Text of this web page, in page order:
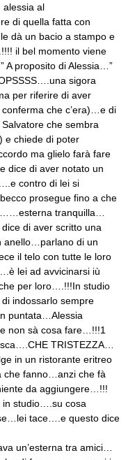
alessia al
di quella fatta con
dà un bacio a stampo e
il bel momento viene
A proposito di Alessia…”
sigora
per riferire di aver
che c’era)…e di
che sembra
e chiede di poter
ma glielo farà fare
dice di aver notato un
contro di lei si
prosegue fino a che
tranquilla…
di aver scritto una
anello…parlano di un
il telo con tutte le loro
lei ad avvicinarsi iù
per loro….!!!In studio
indossarlo sempre
puntata…Alessia
non sà cosa fare…!!!1
TRISTEZZA…
in un ristorante eritreo
che fanno…anzi che fà
da aggiungere…!!!
in studio….su cosa
tace….e questo dice
un’esterna tra amici…